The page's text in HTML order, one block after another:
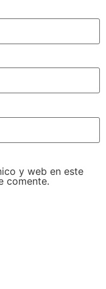
y web en este
comente.